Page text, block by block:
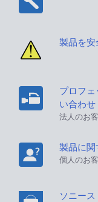
製品を安
プロフ
い合わせ
法人のお
製品に
個人のお
ソニー